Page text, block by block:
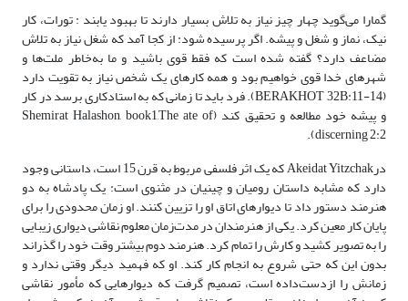
گمارا می‌گوید چهار چیز نیاز به تلاش بسیار دارند تا بهبود یابند : تورات، کار
نیک، نماز و شغل و پیشه. اگر پرسیده ‌شود: از کجا آمد که شغل نیاز به تلاش
مضاعف دارد؟ گفته شده است که فقط قوی باشید و ما به‌خاطر ملت‌ها و
شهرهای خدا قوی خواهیم بود و همه کارهای یک شخص نیاز به تقویت دارد
(BERAKHOT 32B:11-14). فرد باید تا زمانی که به استادکاری برسد در کار
و پیشه خود مطالعه و تحقیق کند (Shemirat Halashon, book1,The ate of
discerning 2:2).
درAkeidat Yitzchak که یک اثر فلسفی مربوط به قرن 15 است، داستانی وجود
دارد که مشابه داستان رومیان و چینیان در مثنوی است: یک پادشاه به دو
هنرمند دستور داد تا دیوارهای اتاق او را تزیین کنند. او زمان محدودی را برای
پایان کار معین کرد. یکی از هنرمندان در مدت‌زمان معلوم نقاشی دیواری زیبایی
را به تصویر کشید و کارش را تمام کرد. هنرمند دوم بیشتر وقت خود را گذراند
بدون این که حتی شروع به انجام کار کند. او که فهمید دیگر وقتی ندارد و
زمانش را ازدست‌داده است، تصمیم گرفت که دیوارهایی که مأمور نقاشی